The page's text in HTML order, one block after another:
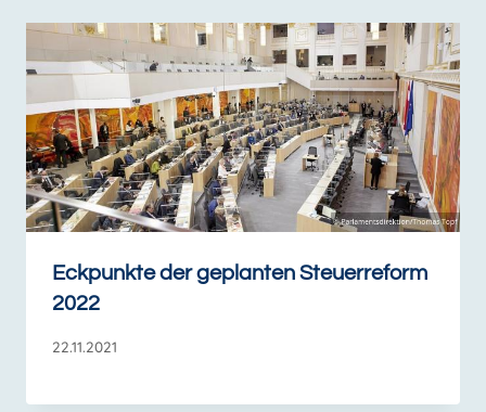
Eckpunkte der geplanten Steuerreform
2022
22.11.2021